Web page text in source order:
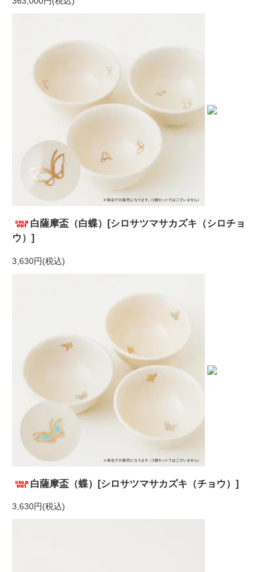
白薩摩盃（白蝶）[シロサツマサカズキ（シロチョ
ウ）]
3,630円(税込)
白薩摩盃（蝶）[シロサツマサカズキ（チョウ）]
3,630円(税込)